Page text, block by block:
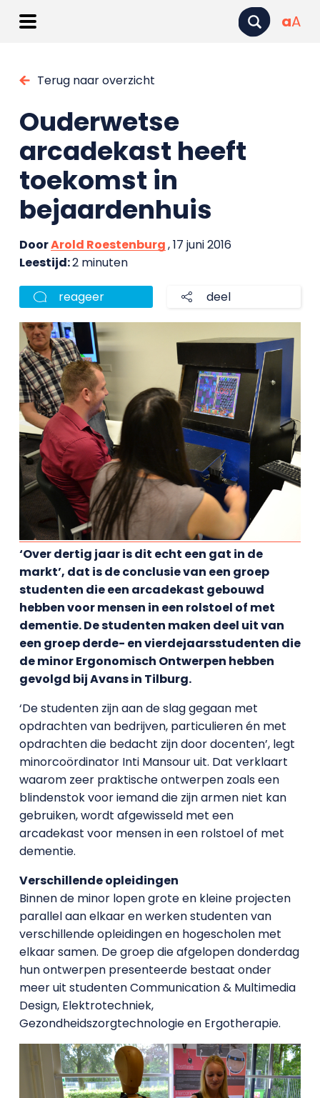
aA
Terug naar overzicht
Ouderwetse
arcadekast heeft
toekomst in
bejaardenhuis
DoorArold Roestenburg, 17 juni 2016
Leestijd:2 minuten
reageer deel
‘Over dertig jaar is dit echt een gat in de
markt’, dat is de conclusie van een groep
studenten die een arcadekast gebouwd
hebben voor mensen in een rolstoel of met
dementie. De studenten maken deel uit van
een groep derde- en vierdejaarsstudenten die
de minor Ergonomisch Ontwerpen hebben
gevolgd bij Avans in Tilburg.
‘De studenten zijn aan de slag gegaan met
opdrachten van bedrijven, particulieren én met
opdrachten die bedacht zijn door docenten’, legt
minorcoördinator Inti Mansour uit. Dat verklaart
waarom zeer praktische ontwerpen zoals een
blindenstok voor iemand die zijn armen niet kan
gebruiken, wordt afgewisseld met een
arcadekast voor mensen in een rolstoel of met
dementie.
Verschillende opleidingen
Binnen de minor lopen grote en kleine projecten
parallel aan elkaar en werken studenten van
verschillende opleidingen en hogescholen met
elkaar samen. De groep die afgelopen donderdag
hun ontwerpen presenteerde bestaat onder
meer uit studenten Communication & Multimedia
Design, Elektrotechniek,
Gezondheidszorgtechnologie en Ergotherapie.